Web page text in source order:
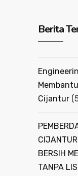
Berita
Cijantur
BERSIH
TANPA